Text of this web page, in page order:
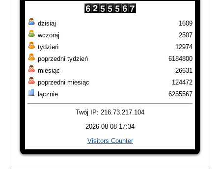
dzisiaj
wczoraj
tydzień
poprzedni tydzień
miesiąc
poprzedni miesiąc
łącznie
1609
2507
12974
6184800
26631
124472
6255567
Twój IP: 216.73.217.104
2026-08-08 17:34
Visitors Counter